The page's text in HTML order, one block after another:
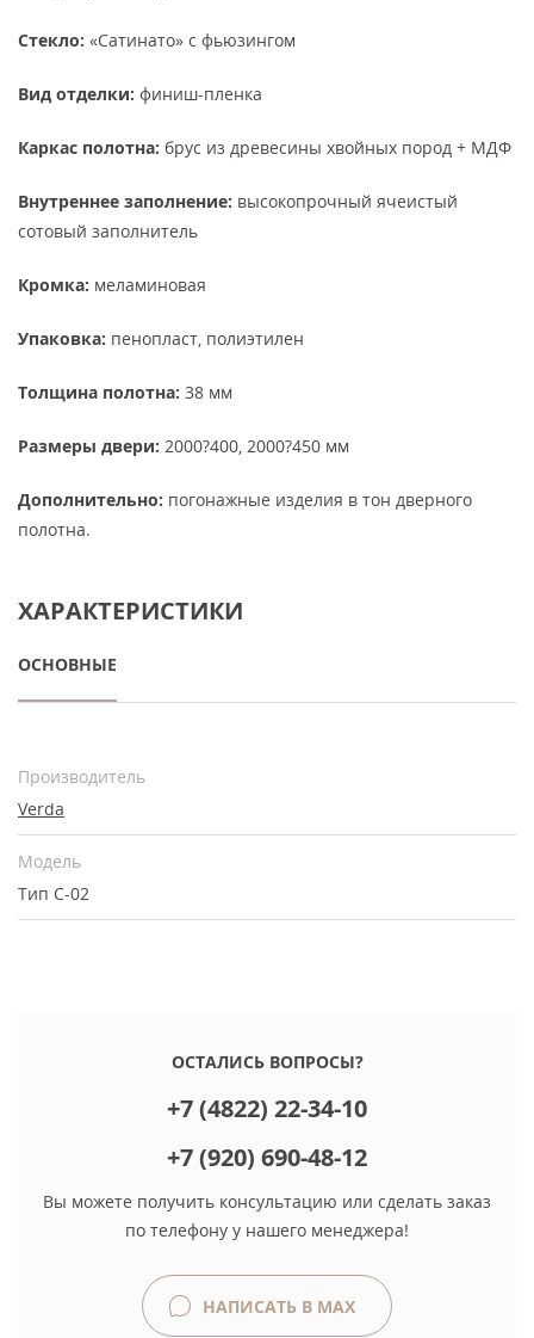
Стекло: «Сатинато» c фьюзингом
Вид отделки: финиш-пленка
Каркас полотна: брус из древесины хвойных пород + МДФ
Внутреннее заполнение: высокопрочный ячеистый
сотовый заполнитель
Кромка: меламиновая
Упаковка: пенопласт, полиэтилен
Толщина полотна: 38 мм
Размеры двери: 2000?400, 2000?450 мм
Дополнительно: погонажные изделия в тон дверного
полотна.
ХАРАКТЕРИСТИКИ
ОСНОВНЫЕ
Производитель
Verda
Модель
Тип С-02
ОСТАЛИСЬ ВОПРОСЫ?
+7 (4822) 22-34-10
+7 (920) 690-48-12
Вы можете получить консультацию или сделать заказ
по телефону у нашего менеджера!
НАПИСАТЬ В MAX